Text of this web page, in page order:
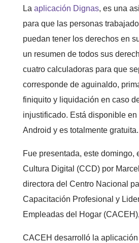
La aplicación Dignas, es una
para que las personas
puedan tener los derechos en
un resumen de todos sus
cuatro calculadoras para que
corresponde de aguinaldo,
finiquito y liquidación en caso
injustificado. Está disponible
Android y es totalmente gratuita.
Fue presentada, este domingo,
Cultura Digital (CCD) por
directora del Centro Nacional
Capacitación Profesional y
Empleadas del Hogar (CACEH),
CACEH desarrolló la